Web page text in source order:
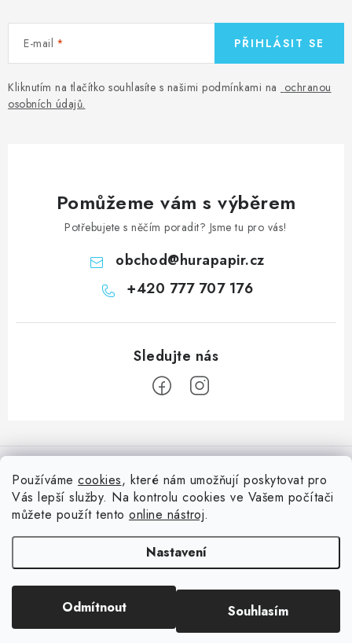
Používáme cookies, které nám umožňují poskytovat pro
Vás lepší služby. Na kontrolu cookies ve Vašem počítači
můžete použít tento online nástroj.
Nastavení
Odmítnout Souhlasím
E-mail
Kliknutím na tlačítko souhlasíte s našimi podmínkami na ochranou
osobních údajů.
PŘIHLÁSIT SE
Pomůžeme vám s výběrem
Potřebujete s něčím poradit? Jsme tu pro vás!
obchod@hurapapir.cz
+420 777 707 176
á
Doprava
Oblíbené ♥️
Hodnocení obchodu
Nepřehlédněte
Blog s nápady a návody
Slovník pojmů, české návody
Reklamace a vrácení zboží
Vytvořil Shoptet
. Všechna práva vyhrazena.Upravit nastavení